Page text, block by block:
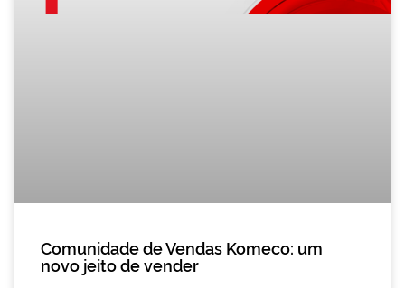
Comunidade de Vendas Komeco: um
novo jeito de vender